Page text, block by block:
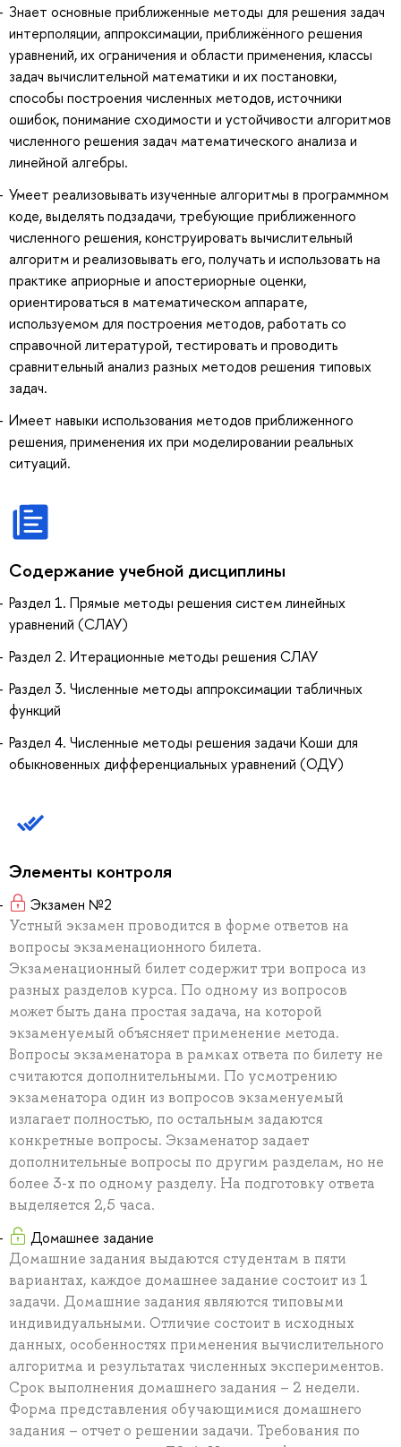
Знает основные приближенные методы для решения задач
интерполяции, аппроксимации, приближённого решения
уравнений, их ограничения и области применения, классы
задач вычислительной математики и их постановки,
способы построения численных методов, источники
ошибок, понимание сходимости и устойчивости алгоритмов
численного решения задач математического анализа и
линейной алгебры.
Умеет реализовывать изученные алгоритмы в программном
коде, выделять подзадачи, требующие приближенного
численного решения, конструировать вычислительный
алгоритм и реализовывать его, получать и использовать на
практике априорные и апостериорные оценки,
ориентироваться в математическом аппарате,
используемом для построения методов, работать со
справочной литературой, тестировать и проводить
сравнительный анализ разных методов решения типовых
задач.
Имеет навыки использования методов приближенного
решения, применения их при моделировании реальных
ситуаций.
Содержание учебной дисциплины
Раздел 1. Прямые методы решения систем линейных
уравнений (СЛАУ)
Раздел 2. Итерационные методы решения СЛАУ
Раздел 3. Численные методы аппроксимации табличных
функций
Раздел 4. Численные методы решения задачи Коши для
обыкновенных дифференциальных уравнений (ОДУ)
Элементы контроля
Экзамен №2
Устный экзамен проводится в форме ответов на
вопросы экзаменационного билета.
Экзаменационный билет содержит три вопроса из
разных разделов курса. По одному из вопросов
может быть дана простая задача, на которой
экзаменуемый объясняет применение метода.
Вопросы экзаменатора в рамках ответа по билету не
считаются дополнительными. По усмотрению
экзаменатора один из вопросов экзаменуемый
излагает полностью, по остальным задаются
конкретные вопросы. Экзаменатор задает
дополнительные вопросы по другим разделам, но не
более 3-х по одному разделу. На подготовку ответа
выделяется 2,5 часа.
Домашнее задание
Домашние задания выдаются студентам в пяти
вариантах, каждое домашнее задание состоит из 1
задачи. Домашние задания являются типовыми
индивидуальными. Отличие состоит в исходных
данных, особенностях применения вычислительного
алгоритма и результатах численных экспериментов.
Срок выполнения домашнего задания – 2 недели.
Форма представления обучающимися домашнего
задания – отчет о решении задачи. Требования по